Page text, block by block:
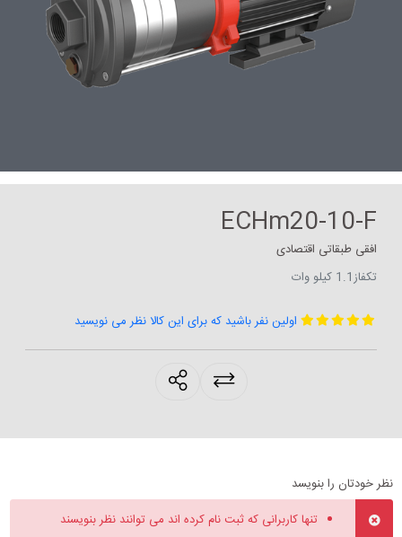
ECHm20-10-F
افقی طبقاتی اقتصادی
تکفاز1.1 کیلو وات
اولین نفر باشید که برای این کالا نظر می نویسید
products.sharing
نظر خودتان را بنویسد
تنها کاربرانی که ثبت نام کرده اند می توانند نظر بنویسند